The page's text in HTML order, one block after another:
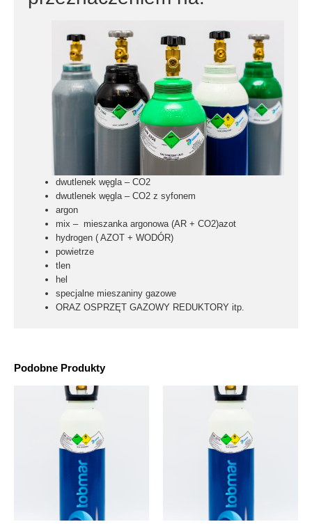
dwutlenek węgla – CO2
dwutlenek węgla – CO2 z syfonem
argon
mix – mieszanka argonowa (AR + CO2)azot
hydrogen ( AZOT + WODÓR)
powietrze
tlen
hel
specjalne mieszaniny gazowe
ORAZ OSPRZĘT GAZOWY REDUKTORY itp.
Podobne Produkty